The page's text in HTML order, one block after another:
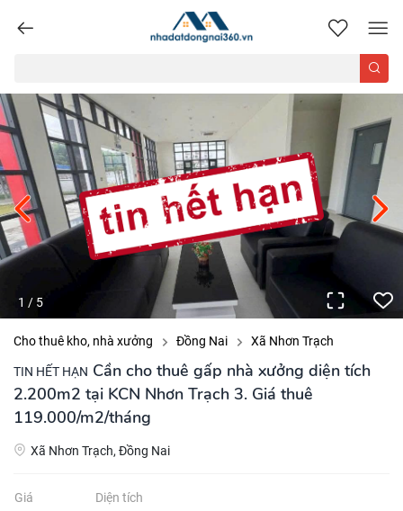
nhadatdongnai360.vn
1 / 5
Cho thuê kho, nhà xưởng Đồng Nai Xã Nhơn Trạch
TIN HẾT HẠN Cần cho thuê gấp nhà xưởng diện tích
2.200m2 tại KCN Nhơn Trạch 3. Giá thuê
119.000/m2/tháng
Xã Nhơn Trạch, Đồng Nai
Giá Diện tích